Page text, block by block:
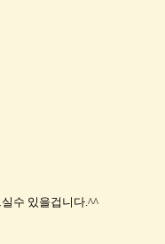
수 있을겁니다.^^